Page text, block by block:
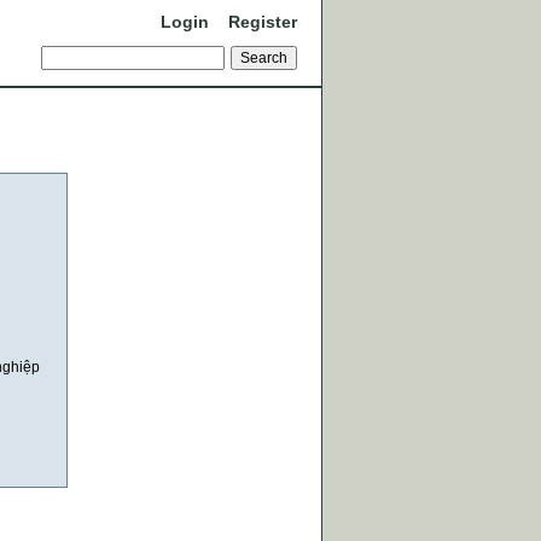
Login Register